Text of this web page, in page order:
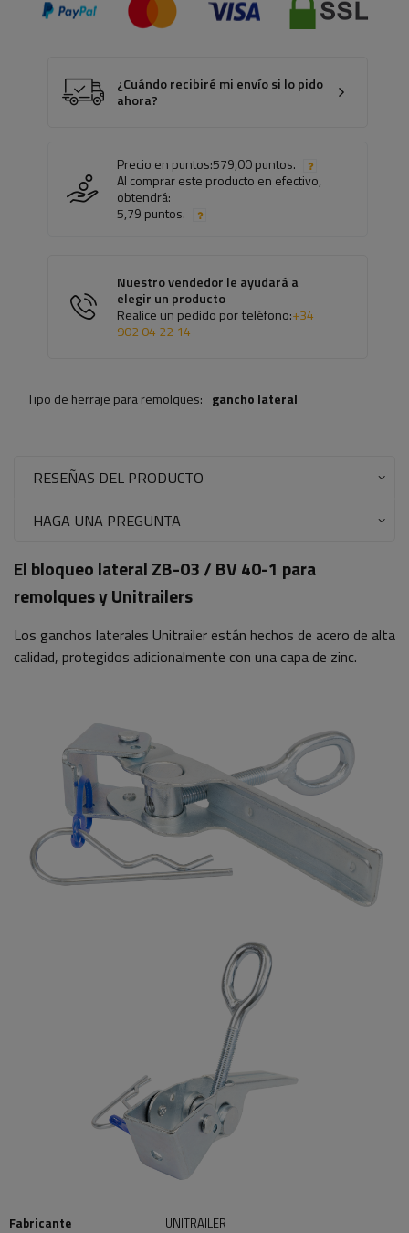
¿Cuándo recibiré mi envío si lo pido
ahora?
Precio en puntos:579,00 puntos.
Al comprar este producto en efectivo,
obtendrá:
5,79 puntos.
Nuestro vendedor le ayudará a
elegir un producto
Realice un pedido por teléfono:+34
902 04 22 14
Tipo de herraje para remolques: gancho lateral
RESEÑAS DEL PRODUCTO
HAGA UNA PREGUNTA
El bloqueo lateral ZB-03 / BV 40-1 para
remolques y Unitrailers
Los ganchos laterales Unitrailer están hechos de acero de alta
calidad, protegidos adicionalmente con una capa de zinc.
Fabricante
UNITRAILER